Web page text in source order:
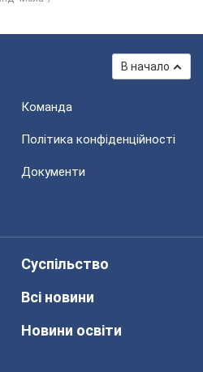
В начало
Команда
Політика конфіденційності
Документи
Суспільство
Всі новини
Новини освіти